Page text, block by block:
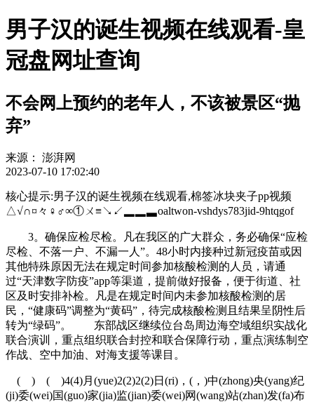
男子汉的诞生视频在线观看-皇
冠盘网址查询
不会网上预约的老年人，不该被景区“抛
弃”
来源：
澎湃网
2023-07-10 17:02:40
核心提示:男子汉的诞生视频在线观看,棉签冰块夹子pp视频
△√∩¤々♀♂∞①ㄨ≡↘↙▂▂▃oaltwon-vshdys783jid-9htqgof
3。确保应检尽检。凡在我区的广大群众，务必确保“应检
尽检、不落一户、不漏一人”。48小时内接种过新冠疫苗或因
其他特殊原因无法在规定时间参加核酸检测的人员，请通
过“天津数字防疫”app等渠道，提前做好报备，便于街道、社
区及时安排补检。凡是在规定时间内未参加核酸检测的居
民，“健康码”调整为“黄码”，待完成核酸检测且结果呈阴性后
转为“绿码”。 东部战区继续位台岛周边海空域组织实战化
联合演训，重点组织联合封控和联合保障行动，重点演练制空
作战、空中加油、对海支援等课目。
( ) ( )4(4)月(yue)2(2)2(2)日(ri)，(，)中(zhong)央(yang)纪
(ji)委(wei)国(guo)家(jia)监(jian)委(wei)网(wang)站(zhan)发(fa)布